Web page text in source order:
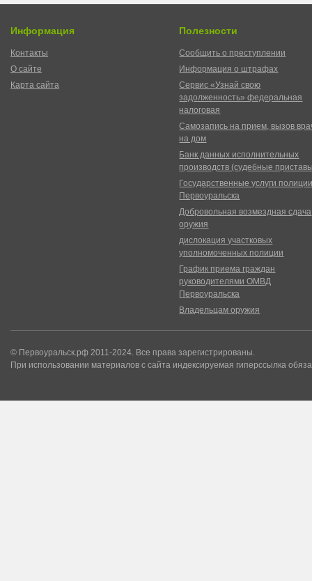
Информация
Контакты
О сайте
Карта сайта
Полезности
Сообщить о преступлении
Информация о штрафах
Сервис «Узнай свою
задолженность» федеральная
налоговая
Самозапись на прием, вызов
на дом
Банк данных исполнительных
производств (судебные
Государственные услуги
Первоуральска
Добровольная возмездная сдача
оружия
дислокация участковых
уполномоченных полиции
График приема граждан
руководителями ОМВД
Первоуральска
Владельцам оружия
© Первоуральск.рф 2011-2024. Все права зарегистрированы.
При использовании материалов с сайта индексируемая гиперссылка